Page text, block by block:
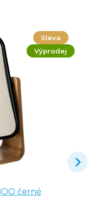
Sleva
Výprodej
černé